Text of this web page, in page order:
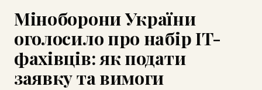
Міноборони України
оголосило про набір IT-
фахівців: як подати
заявку та вимоги